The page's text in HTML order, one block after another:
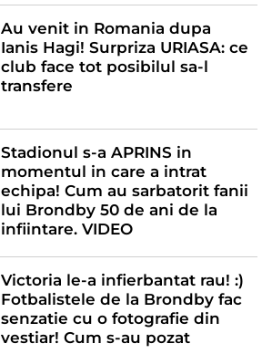
Au venit in Romania dupa
Ianis Hagi! Surpriza URIASA: ce
club face tot posibilul sa-l
transfere
Stadionul s-a APRINS in
momentul in care a intrat
echipa! Cum au sarbatorit fanii
lui Brondby 50 de ani de la
infiintare. VIDEO
Victoria le-a infierbantat rau! :)
Fotbalistele de la Brondby fac
senzatie cu o fotografie din
vestiar! Cum s-au pozat